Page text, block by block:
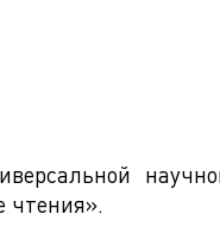
чтения».